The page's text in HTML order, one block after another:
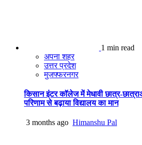
1 min read
अपना शहर
उत्तर प्रदेश
मुजफ्फरनगर
किसान इंटर कॉलेज में मेधावी छात्र-
परिणाम से बढ़ाया विद्यालय का मान
3 months ago Himanshu Pal